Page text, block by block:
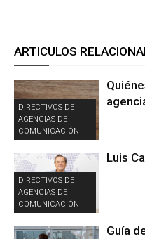
ARTICULOS
DIRECTIVOS DE
AGENCIAS DE
COMUNICACIÓN
DIRECTIVOS DE
AGENCIAS DE
COMUNICACIÓN
Luis
Guía